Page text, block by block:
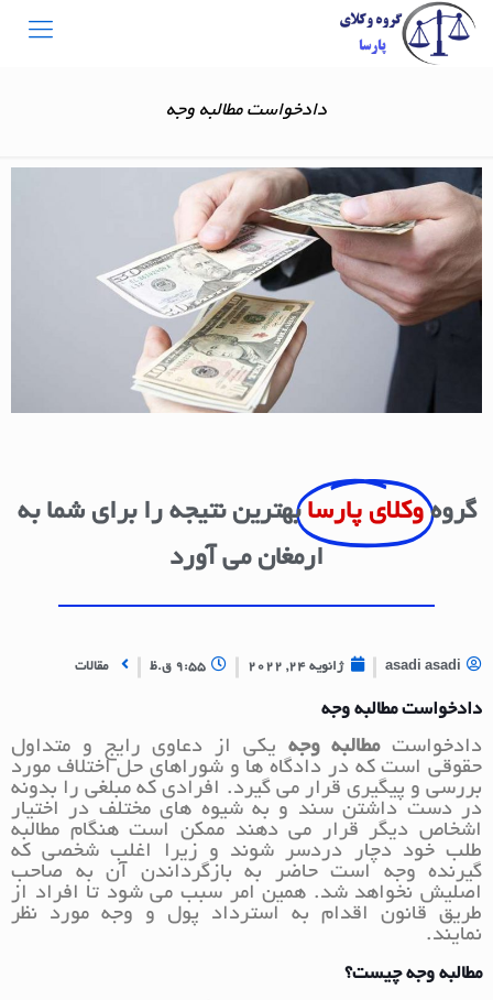
دادخواست مطالبه وجه
گروه وکلای پارسا بهترین نتیجه را برای شما به
ارمغان می آورد
asadi asadi ژانویه 24, 2022 9:55 ق.ظ مقالات
دادخواست مطالبه وجه
دادخواست مطالبه وجه یکی از دعاوی رایج و متداول
حقوقی است که در دادگاه ها و شوراهای حل اختلاف مورد
بررسی و پیگیری قرار می گیرد. افرادی که مبلغی را بدونه
در دست داشتن سند و به شیوه های مختلف در اختیار
اشخاص دیگر قرار می دهند ممکن است هنگام مطالبه
طلب خود دچار دردسر شوند و زیرا اغلب شخصی که
گیرنده وجه است حاضر به بازگرداندن آن به صاحب
اصلیش نخواهد شد. همین امر سبب می شود تا افراد از
طریق قانون اقدام به استرداد پول و وجه مورد نظر
نمایند.
مطالبه وجه چیست؟